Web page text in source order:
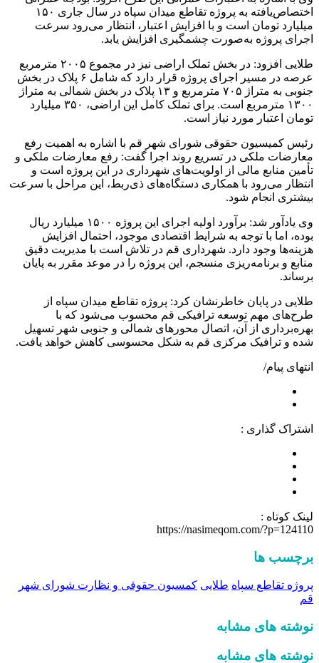
اختصاص‌یافته به پروژه تقاطع میدان سپاه در سال جاری ۱۵۰
میلیارد تومان است و با افزایش اعتبار، انتظار می‌رود سرعت
اجرای پروژه به‌صورت چشمگیری افزایش یابد.
طلایی افزود: در بخش تملک اراضی نیز در مجموع ۲۰۰۵ مترمربع
عرصه در مسیر اجرای پروژه قرار دارد که شامل ۶ پلاک در بخش
جنوبی به متراژ ۷۰۵ مترمربع و ۱۳ پلاک در بخش شمالی به متراژ
۱۳۰۰ مترمربع است. برای تملک کامل این اراضی، ۳۵۰ میلیارد
تومان اعتبار مورد نیاز است.
رئیس کمیسیون حقوقی شورای شهر قم با اشاره به اهمیت رفع
معارضات ملکی در تسریع روند اجرا گفت: رفع معارضات ملکی و
تأمین منابع مالی از اولویت‌های شهرداری در این پروژه است و
انتظار می‌رود با همکاری دستگاه‌های ذی‌ربط، این مراحل با سرعت
بیشتری انجام شود.
وی یادآور شد: برآورد اولیه اجرای این پروژه ۱۵۰۰ میلیارد ریال
بوده، اما با توجه به شرایط اقتصادی موجود، احتمال افزایش
هزینه‌ها وجود دارد. شهرداری قم در تلاش است با مدیریت دقیق
منابع و برنامه‌ریزی منسجم، این پروژه را در موعد مقرر به پایان
برساند.
طلایی در پایان خاطرنشان کرد: پروژه تقاطع میدان سپاه از
طرح‌های مهم توسعه ترافیکی قم محسوب می‌شود که با
بهره‌برداری از آن، اتصال محورهای شمالی و جنوبی شهر تسهیل
شده و ترافیک مرکزی قم به شکل محسوسی کاهش خواهد یافت.
انتهای پیام/
اشتراک گذاری :
لینک کوتاه :
https://nasimeqom.com/?p=124110
برچسب ها
پروژه تقاطع سپاه طلایی کمسیون حقوقی و نظارت شورای شهر
قم
نوشته های مشابه
نوشته های مشابه